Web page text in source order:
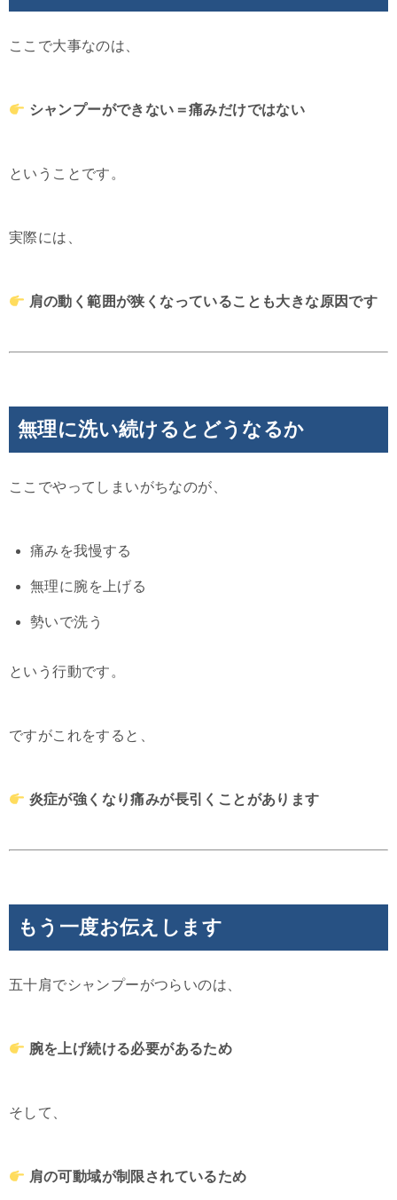
ここで大事なのは、
シャンプーができない＝痛みだけではない
ということです。
実際には、
肩の動く範囲が狭くなっていることも大きな原因です
無理に洗い続けるとどうなるか
ここでやってしまいがちなのが、
痛みを我慢する
無理に腕を上げる
勢いで洗う
という行動です。
ですがこれをすると、
炎症が強くなり痛みが長引くことがあります
もう一度お伝えします
五十肩でシャンプーがつらいのは、
腕を上げ続ける必要があるため
そして、
肩の可動域が制限されているため